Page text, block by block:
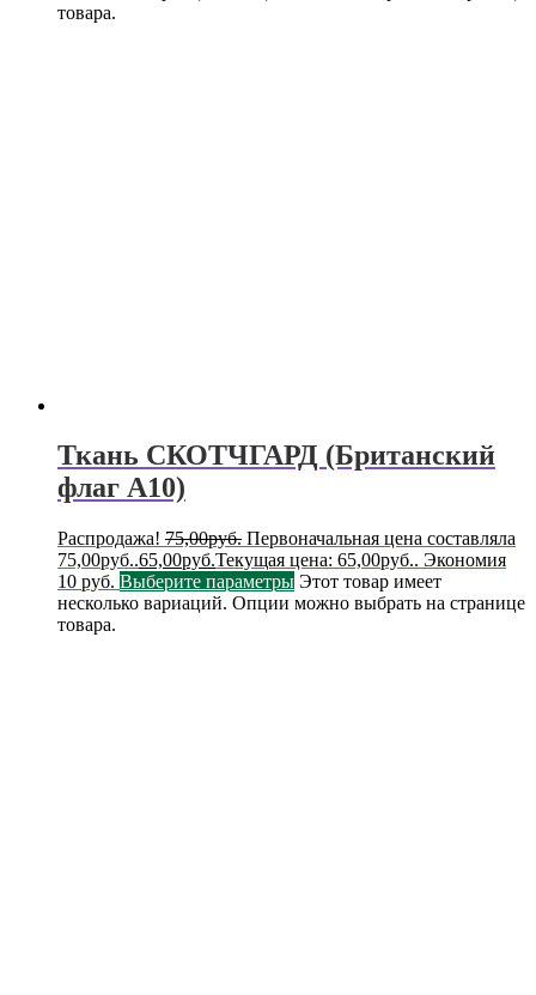
товара.
Ткань СКОТЧГАРД (Британский
флаг А10)
Распродажа! 75,00руб. Первоначальная цена составляла
75,00руб..65,00руб.Текущая цена: 65,00руб.. Экономия
10 руб. Выберите параметры Этот товар имеет
несколько вариаций. Опции можно выбрать на странице
товара.